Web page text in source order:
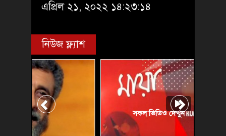
এপ্রিল ২১, ২০২২ ১৪:২৩:১৪
নিউজ ফ্ল্যাশ
সকল ভিডিও দেখুন